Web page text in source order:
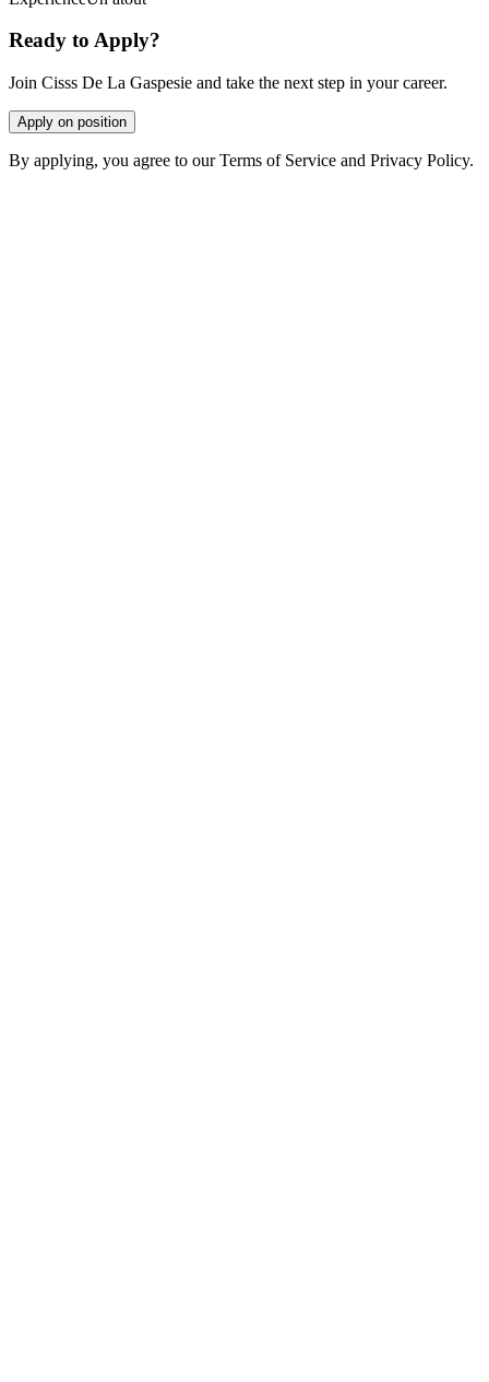
Ready to Apply?
Join Cisss De La Gaspesie and take the next step in your career.
Apply on position
By applying, you agree to our Terms of Service and Privacy Policy.